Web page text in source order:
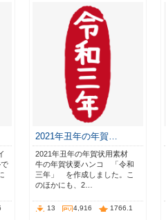
2021年丑年の年賀…
2021年丑年の年賀状用素材
牛の年賀状要ハンコ 「令和
三年」 を作成しました。こ
のほかにも、2…
13 4,916 1766.1